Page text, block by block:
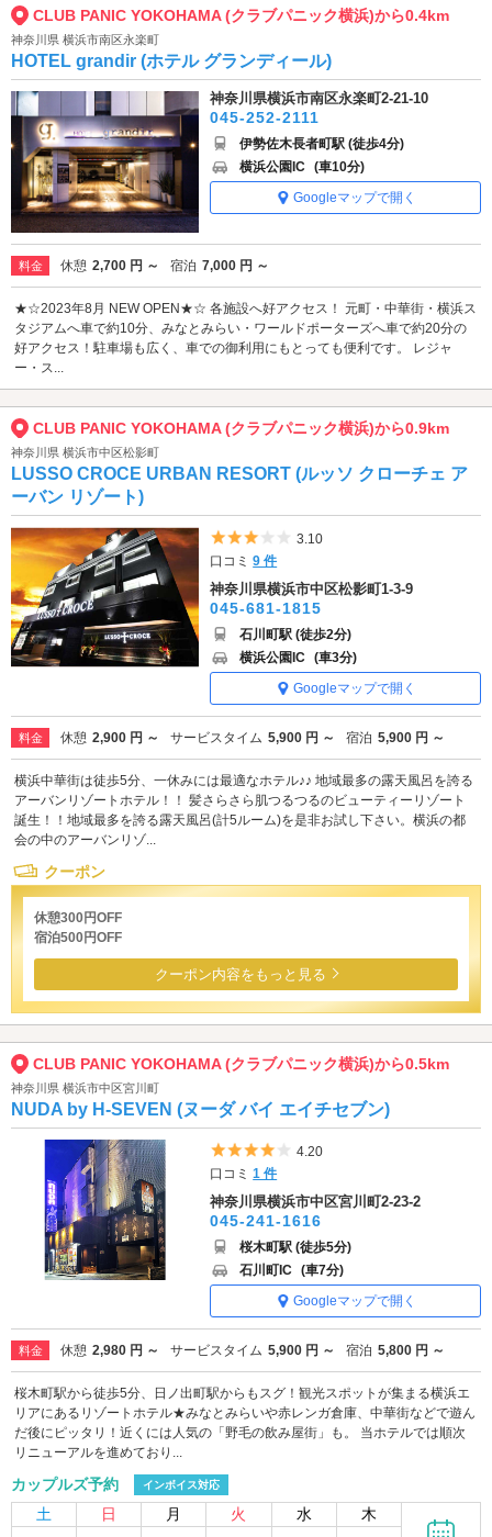
CLUB PANIC YOKOHAMA (クラブパニック横浜)から0.4km
神奈川県 横浜市南区永楽町
HOTEL grandir (ホテル グランディール)
神奈川県横浜市南区永楽町2-21-10
045-252-2111
伊勢佐木長者町駅 (徒歩4分)
横浜公園IC (車10分)
Googleマップで開く
料金 休憩 2,700 円 ～ 宿泊 7,000 円 ～
★☆2023年8月 NEW OPEN★☆ 各施設へ好アクセス！ 元町・中華街・横浜ス
タジアムへ車で約10分、みなとみらい・ワールドポーターズへ車で約20分の
好アクセス！駐車場も広く、車での御利用にもとっても便利です。 レジャ
ー・ス...
CLUB PANIC YOKOHAMA (クラブパニック横浜)から0.9km
神奈川県 横浜市中区松影町
LUSSO CROCE URBAN RESORT (ルッソ クローチェ ア
ーバン リゾート)
5つ星のうち3
3.10
口コミ9 件
神奈川県横浜市中区松影町1-3-9
045-681-1815
石川町駅 (徒歩2分)
横浜公園IC (車3分)
Googleマップで開く
料金 休憩 2,900 円 ～ サービスタイム 5,900 円 ～ 宿泊 5,900 円 ～
横浜中華街は徒歩5分、一休みには最適なホテル♪♪ 地域最多の露天風呂を誇る
アーバンリゾートホテル！！ 髪さらさら肌つるつるのビューティーリゾート
誕生！！地域最多を誇る露天風呂(計5ルーム)を是非お試し下さい。横浜の都
会の中のアーバンリゾ...
クーポン
休憩300円OFF
宿泊500円OFF
クーポン内容をもっと見る
CLUB PANIC YOKOHAMA (クラブパニック横浜)から0.5km
神奈川県 横浜市中区宮川町
NUDA by H-SEVEN (ヌーダ バイ エイチセブン)
5つ星のうち4
4.20
口コミ1 件
神奈川県横浜市中区宮川町2-23-2
045-241-1616
桜木町駅 (徒歩5分)
石川町IC (車7分)
Googleマップで開く
料金 休憩 2,980 円 ～ サービスタイム 5,900 円 ～ 宿泊 5,800 円 ～
桜木町駅から徒歩5分、日ノ出町駅からもスグ！観光スポットが集まる横浜エ
リアにあるリゾートホテル★みなとみらいや赤レンガ倉庫、中華街などで遊ん
だ後にピッタリ！近くには人気の「野毛の飲み屋街」も。 当ホテルでは順次
リニューアルを進めており...
カップルズ予約 インボイス対応
土 日 月 火 水 木